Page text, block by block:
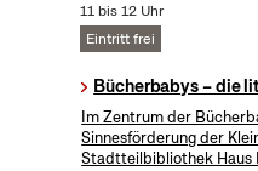
11 bis 12 Uhr
Eintritt frei
Bücherbabys – die
Im Zentrum der
Sinnesförderung der
Stadtteilbibliothek Haus